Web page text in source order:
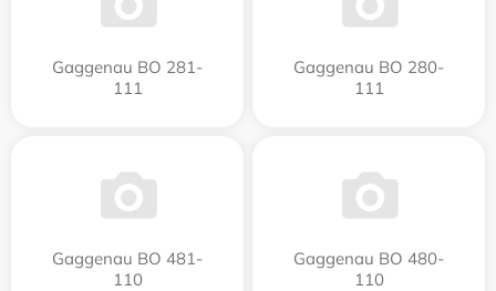
Gaggenau BO 281-
111
Gaggenau BO 280-
111
Gaggenau BO 481-
110
Gaggenau BO 480-
110